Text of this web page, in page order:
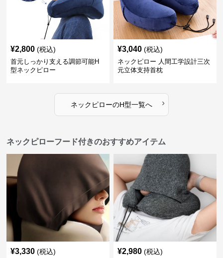
¥2,800 (税込)
首元しっかり支える調節可能H
型ネックピロー
¥3,040 (税込)
ネックピロー 人間工学設計三次
元立体支持首枕
ネックピローのH型一覧へ ›
ネックピローフード付きのおすすめアイテム
¥3,330 (税込) ¥2,980 (税込)